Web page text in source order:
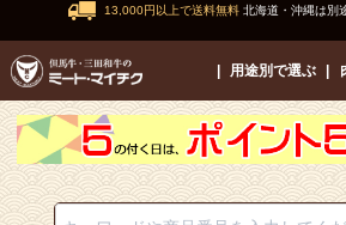
13,000円以上で送料無料 北海道・沖縄は別
用途別で選ぶ